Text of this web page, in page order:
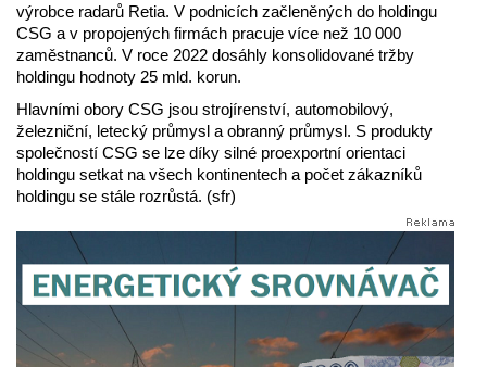
výrobce radarů Retia. V podnicích začleněných do holdingu
CSG a v propojených firmách pracuje více než 10 000
zaměstnanců. V roce 2022 dosáhly konsolidované tržby
holdingu hodnoty 25 mld. korun.
Hlavními obory CSG jsou strojírenství, automobilový,
železniční, letecký průmysl a obranný průmysl. S produkty
společností CSG se lze díky silné proexportní orientaci
holdingu setkat na všech kontinentech a počet zákazníků
holdingu se stále rozrůstá. (sfr)